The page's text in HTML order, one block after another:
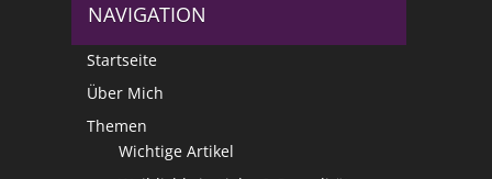
NAVIGATION
Startseite
Über Mich
Themen
Wichtige Artikel